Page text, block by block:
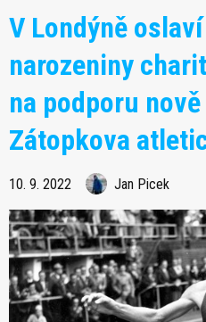
V Londýně
narozeniny
na podporu
Zátopkova
10. 9. 2022 Jan Picek